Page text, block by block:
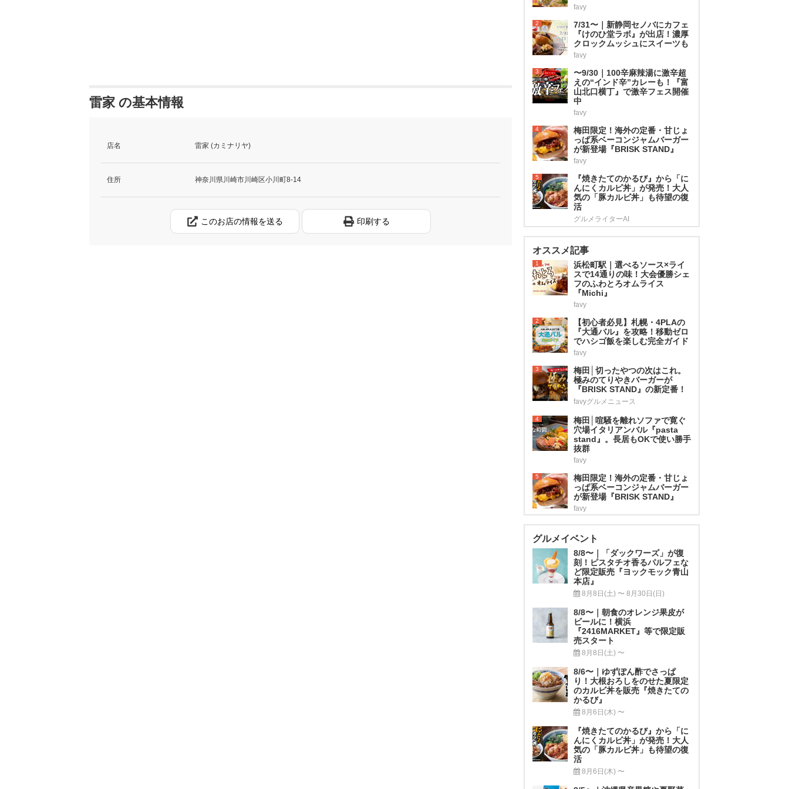
雷家 の基本情報
店名 雷家 (カミナリヤ)
住所 神奈川県川崎市川崎区小川町8-14
このお店の情報を送る 印刷する
favy
2
7/31〜｜新静岡セノバにカフェ
『けのひ堂ラボ』が出店！濃厚
クロックムッシュにスイーツも
favy
3
〜9/30｜100辛麻辣湯に激辛超
えの“インド辛”カレーも！『富
山北口横丁』で激辛フェス開催
中
favy
4
梅田限定！海外の定番・甘じょ
っぱ系ベーコンジャムバーガー
が新登場『BRISK STAND』
favy
5
『焼きたてのかるび』から「に
んにくカルビ丼」が発売！大人
気の「豚カルビ丼」も待望の復
活
グルメライターAI
オススメ記事
1
浜松町駅｜選べるソース×ライ
スで14通りの味！大会優勝シェ
フのふわとろオムライス
『Michi』
favy
2
【初心者必見】札幌・4PLAの
『大通バル』を攻略！移動ゼロ
でハシゴ飯を楽しむ完全ガイド
favy
3
梅田│切ったやつの次はこれ。
極みのてりやきバーガーが
『BRISK STAND』の新定番！
favyグルメニュース
4
梅田│喧騒を離れソファで寛ぐ
穴場イタリアンバル『pasta
stand』。長居もOKで使い勝手
抜群
favy
5
梅田限定！海外の定番・甘じょ
っぱ系ベーコンジャムバーガー
が新登場『BRISK STAND』
favy
グルメイベント
8/8〜｜「ダックワーズ」が復
刻！ピスタチオ香るパルフェな
ど限定販売『ヨックモック青山
本店』
8月8日(土) 〜 8月30日(日)
8/8〜｜朝食のオレンジ果皮が
ビールに！横浜
『2416MARKET』等で限定販
売スタート
8月8日(土) 〜
8/6〜｜ゆずぽん酢でさっぱ
り！大根おろしをのせた夏限定
のカルビ丼を販売『焼きたての
かるび』
8月6日(木) 〜
『焼きたてのかるび』から「に
んにくカルビ丼」が発売！大人
気の「豚カルビ丼」も待望の復
活
8月6日(木) 〜